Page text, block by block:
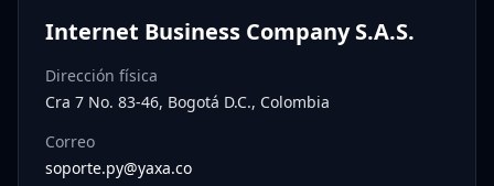
Internet Business Company S.A.S.
Dirección física
Cra 7 No. 83-46, Bogotá D.C., Colombia
Correo
soporte.py@yaxa.co